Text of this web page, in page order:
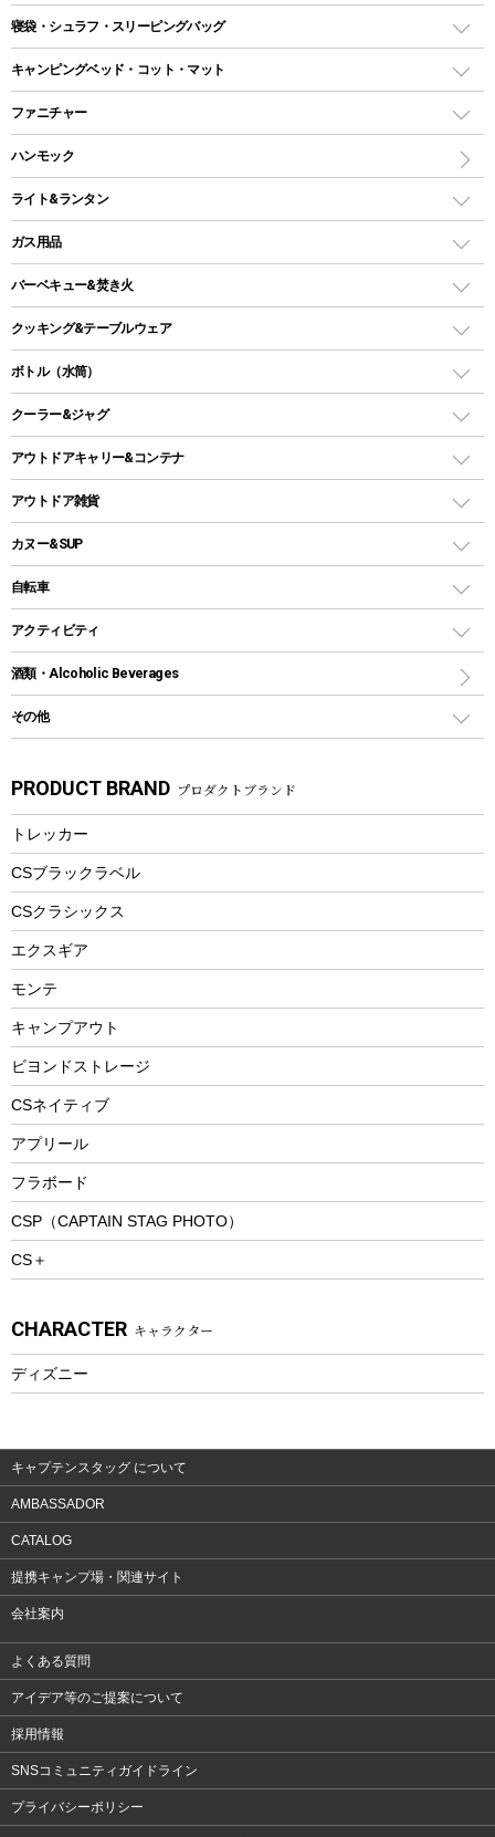
テント
ツールームテント
ワンポールテント
シェルターテント
ロッジ型・オリジナルテント
タープ
スクエアタープ（レクタタープ）
メッシュタープ
自立式タープ
パラソル
テントアクセサリー
ペグ
グランドシート
ガイドロープ
ツール
寝袋・シュラフ・スリーピングバッグ
レクタングラー型（封筒型）シュラフ
インナーシュラフ
キャンピングベッド・コット・マット
キャンピングベッド・コット
インフレータブルマット
ファニチャー
アウトドアテーブル
レジャーシート
ハンモック
ライト&ランタン
LEDランタン
ガスランタン
オイルランタン
LEDライト
ヘッドライト
キャンドル
ガス用品
ガスバーナー
ガス缶
ガストーチ、ライター
バーベキュー&焚き火
バーベキューコンロ、グリル
焚き火台タイプ（ロースタイル）グリル
卓上タイプグリル
パーティータイプグリル
鉄板、アミ
焚き火台&ストーブ
火起こし
バーベキューツール
クッキング&テーブルウェア
ダッチオーブン
ホットサンドメーカー
クッカーセット
シェラカップ
クッキングツール
ナイフ
カトラリー
マグカップ、カップ
ステンレスボトル
フードボトル
トレー
ランチョンマット
ランチボックス
ボトル（水筒）
ステンレスボトル
コップ付きタイプ
ワンタッチタイプ
プラスチックボトル
ディズニーボトル
クーラー&ジャグ
クーラーボックス
クーラーバッグ
ウォータージャグ
保冷剤
アウトドアキャリー&コンテナ
アウトドアキャリー
アウトドア雑貨
バックパック&バッグ
リュック、バックパック
トートバッグ、サコッシュ
ショッピングキャリー
その他アウトドア雑貨
スプレー関係
ツール、他
カヌー&SUP
インフレータブル
カヤック
パドル
ヘルメット
エアーポンプ
アクセサリー
自転車
折りたたみ自転車
スポーツサイクル
シティサイクル
自転車ウェア
アクティビティ
マリン
ラッシュガード
パラソル
フローティングベスト
ヘルメット
エアーポンプ
ビーチテント
ウィンター
スノーシュー
防寒ウェア
トレッキング
トレッキングアクセサリー
プレイグッズ
ウェルネス
ウェア、タオル
ウェア
酒類・Alcoholic Beverages
その他
湯たんぽ
防災用品
PRODUCT BRAND プロダクトブランド
トレッカー
CSブラックラベル
CSクラシックス
エクスギア
モンテ
キャンプアウト
ビヨンドストレージ
CSネイティブ
アプリール
フラボード
CSP（CAPTAIN STAG PHOTO）
CS＋
CHARACTER キャラクター
ディズニー
キャプテンスタッグ について
AMBASSADOR
CATALOG
提携キャンプ場・関連サイト
会社案内
よくある質問
アイデア等のご提案について
採用情報
SNSコミュニティガイドライン
プライバシーポリシー